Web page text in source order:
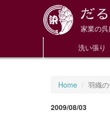
家業の
洗い張り
Home 羽織
2009/08/03